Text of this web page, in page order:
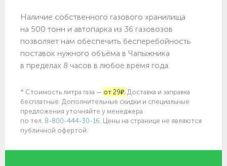
Наличие собственного газового хранилища
на 500 тонн и автопарка из 36 газовозов
позволяет нам обеспечить бесперебойность
поставок нужного объёма в Чапыжника
в пределах 8 часов в любое время года.
* Стоимость литра газа — от 29₽. Доставка и заправка
бесплатные. Дополнительные скидки и специальные
предложения уточняйте у менеджера
по тел. 8-800-444-30-16 . Цены на странице не являются
публичной офертой.